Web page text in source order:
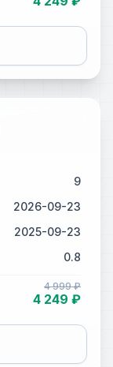
9
2026-09-23
2025-09-23
0.8
4 999 ₽
4 249 ₽